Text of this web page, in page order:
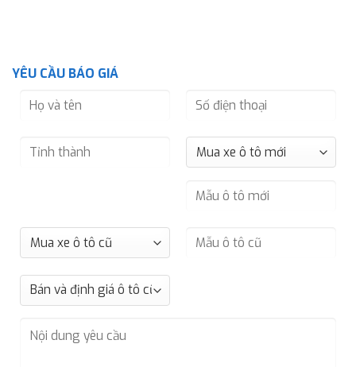
YÊU CẦU BÁO GIÁ